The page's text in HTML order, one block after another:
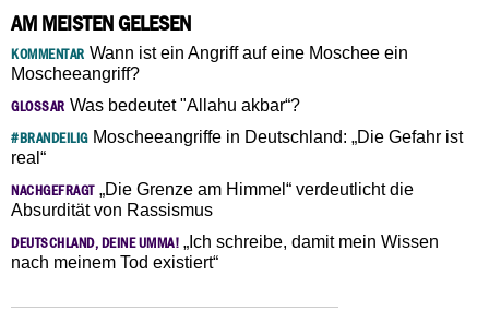
AM MEISTEN GELESEN
KOMMENTAR Wann ist ein Angriff auf eine Moschee ein
Moscheeangriff?
GLOSSAR Was bedeutet "Allahu akbar“?
#BRANDEILIGMoscheeangriffe in Deutschland: „Die Gefahr ist
real“
NACHGEFRAGT„Die Grenze am Himmel“ verdeutlicht die
Absurdität von Rassismus
DEUTSCHLAND, DEINE UMMA! „Ich schreibe, damit mein Wissen
nach meinem Tod existiert“